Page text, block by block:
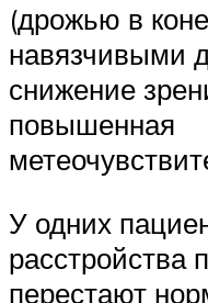
(дрожью в
навязчивыми
снижение
повышенная
У одних
расстройства
перестают